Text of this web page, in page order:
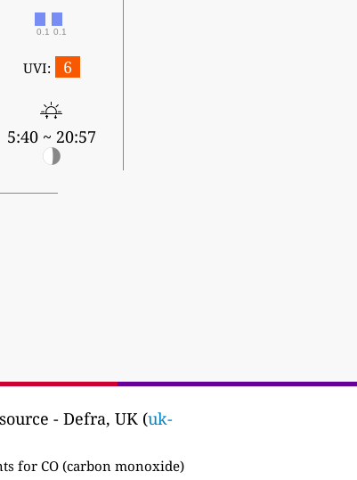
0.1 0.1
UVI: 6
5:40 ~ 20:57
- Defra, UK (uk-
for CO (carbon monoxide)